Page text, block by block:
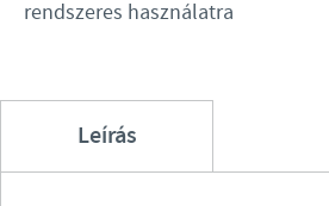
rendszeres használatra
Leírás